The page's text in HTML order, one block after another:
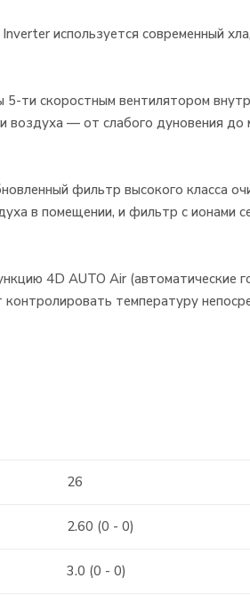
используется современный
ти скоростным вентилятором
воздуха — от слабого дуновения до
фильтр высокого класса
в помещении, и фильтр с ионами
4D AUTO Air (автоматические
температуру
26
2.60 (0 - 0)
3.0 (0 - 0)